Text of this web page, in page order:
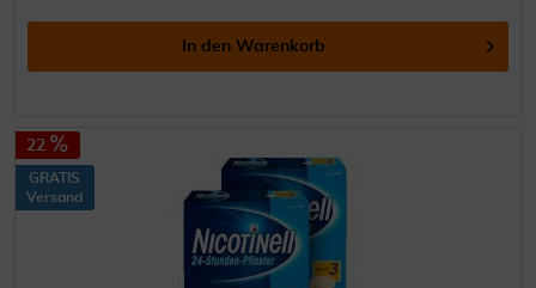
In den Warenkorb
22
GRATIS
Versand